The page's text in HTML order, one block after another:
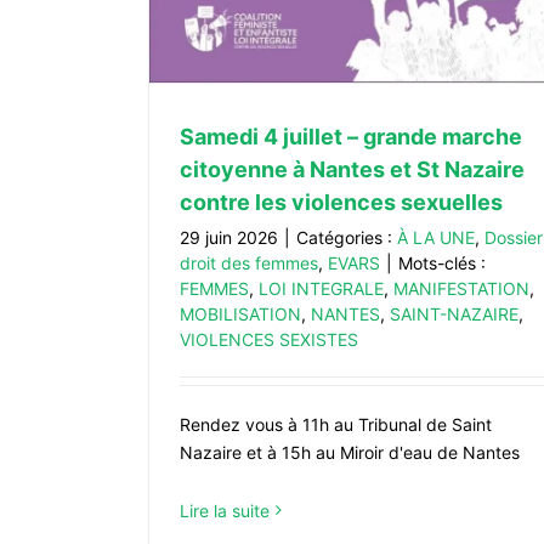
Samedi 4 juillet – grande marche
citoyenne à Nantes et St Nazaire
contre les violences sexuelles
29 juin 2026 Catégories : À LA UNE, Dossier
droit des femmes, EVARS
Mots-clés :
FEMMES, LOI INTEGRALE, MANIFESTATION,
MOBILISATION, NANTES, SAINT-NAZAIRE,
VIOLENCES SEXISTES
Rendez vous à 11h au Tribunal de Saint
Nazaire et à 15h au Miroir d'eau de Nantes
Lire la suite